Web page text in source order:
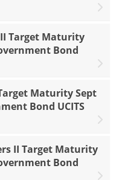
Target Maturity
Bond
Maturity Sept
Bond UCITS
II Target Maturity
Bond